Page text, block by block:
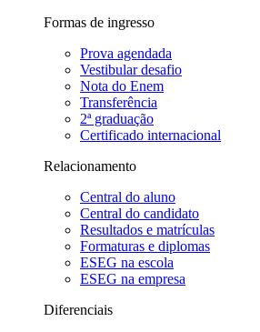
Formas de ingresso
Prova agendada
Vestibular desafio
Nota do Enem
Transferência
2ª graduação
Certificado internacional
Relacionamento
Central do aluno
Central do candidato
Resultados e matrículas
Formaturas e diplomas
ESEG na escola
ESEG na empresa
Diferenciais